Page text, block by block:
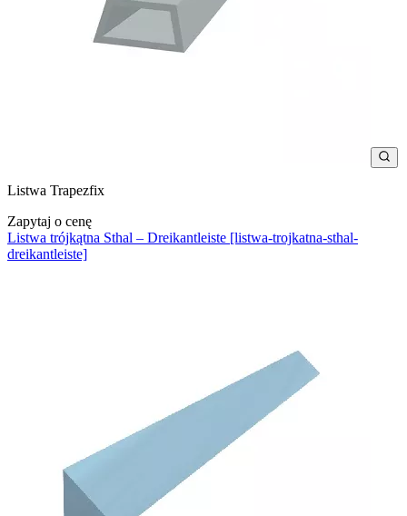
Listwa Trapezfix
Zapytaj o cenę
Listwa trójkątna Sthal – Dreikantleiste [listwa-trojkatna-sthal-
dreikantleiste]